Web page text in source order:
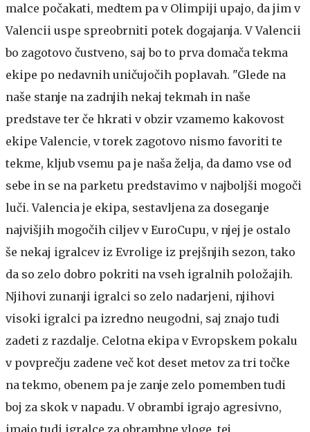
malce počakati, medtem pa v Olimpiji upajo, da jim v
Valencii uspe spreobrniti potek dogajanja. V Valencii
bo zagotovo čustveno, saj bo to prva domača tekma
ekipe po nedavnih uničujočih poplavah. "Glede na
naše stanje na zadnjih nekaj tekmah in naše
predstave ter če hkrati v obzir vzamemo kakovost
ekipe Valencie, v torek zagotovo nismo favoriti te
tekme, kljub vsemu pa je naša želja, da damo vse od
sebe in se na parketu predstavimo v najboljši mogoči
luči. Valencia je ekipa, sestavljena za doseganje
najvišjih mogočih ciljev v EuroCupu, v njej je ostalo
še nekaj igralcev iz Evrolige iz prejšnjih sezon, tako
da so zelo dobro pokriti na vseh igralnih položajih.
Njihovi zunanji igralci so zelo nadarjeni, njihovi
visoki igralci pa izredno neugodni, saj znajo tudi
zadeti z razdalje. Celotna ekipa v Evropskem pokalu
v povprečju zadene več kot deset metov za tri točke
na tekmo, obenem pa je zanje zelo pomemben tudi
boj za skok v napadu. V obrambi igrajo agresivno,
imajo tudi igralce za obrambne vloge, tej